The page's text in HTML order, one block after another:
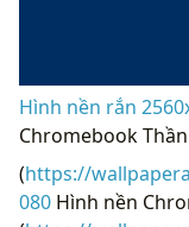
Hình nền rắn
Chromebook
(https://
080 Hình nền